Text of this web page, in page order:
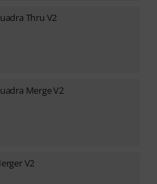
Thru V2
Merge V2
V2